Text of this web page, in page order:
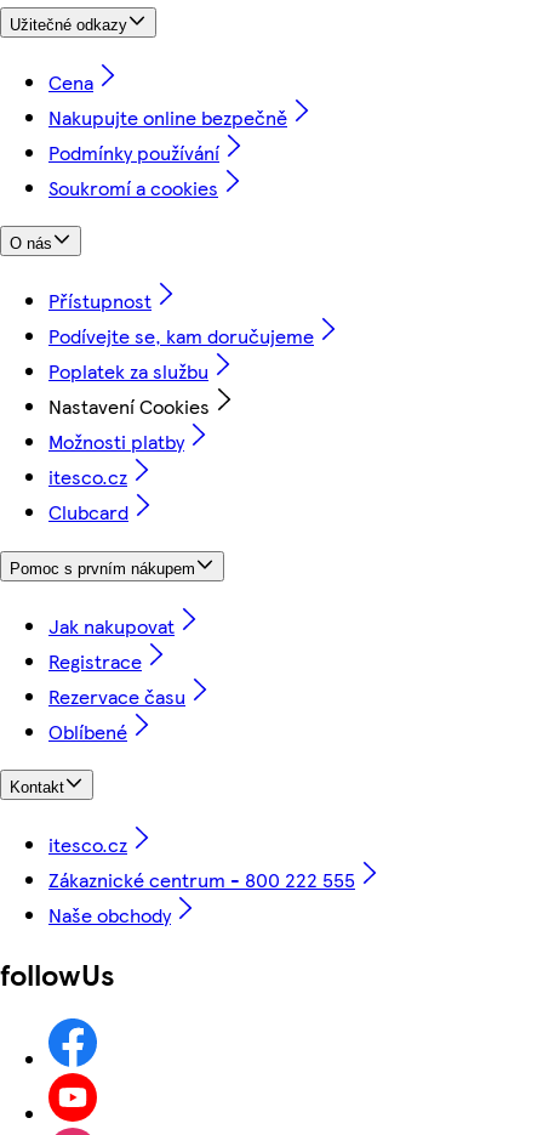
Užitečné odkazy
Cena
Nakupujte online bezpečně
Podmínky používání
Soukromí a cookies
O nás
Přístupnost
Podívejte se, kam doručujeme
Poplatek za službu
Nastavení Cookies
Možnosti platby
itesco.cz
Clubcard
Pomoc s prvním nákupem
Jak nakupovat
Registrace
Rezervace času
Oblíbené
Kontakt
itesco.cz
Zákaznické centrum - 800 222 555
Naše obchody
followUs